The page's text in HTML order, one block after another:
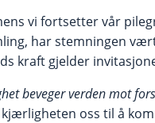
vi fortsetter vår
har stemningen
kraft gjelder
beveger verden mot
oss til å